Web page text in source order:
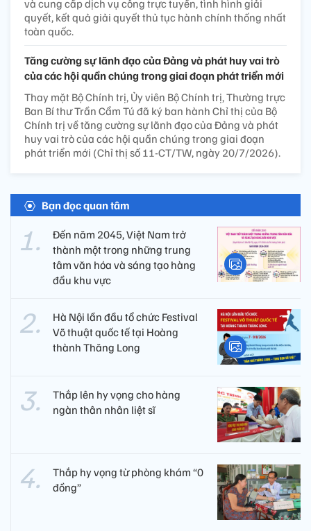
và cung cấp dịch vụ công trực tuyến, tình hình giải
quyết, kết quả giải quyết thủ tục hành chính thống nhất
toàn quốc.
Tăng cường sự lãnh đạo của Đảng và phát huy vai trò
của các hội quần chúng trong giai đoạn phát triển mới
Thay mặt Bộ Chính trị, Ủy viên Bộ Chính trị, Thường trực
Ban Bí thư Trần Cẩm Tú đã ký ban hành Chỉ thị của Bộ
Chính trị về tăng cường sự lãnh đạo của Đảng và phát
huy vai trò của các hội quần chúng trong giai đoạn
phát triển mới (Chỉ thị số 11-CT/TW, ngày 20/7/2026).
Bạn đọc quan tâm
Đến năm 2045, Việt Nam trở
thành một trong những trung
tâm văn hóa và sáng tạo hàng
đầu khu vực
Hà Nội lần đầu tổ chức Festival
Võ thuật quốc tế tại Hoàng
thành Thăng Long
Thắp lên hy vọng cho hàng
ngàn thân nhân liệt sĩ
Thắp hy vọng từ phòng khám “0
đồng”